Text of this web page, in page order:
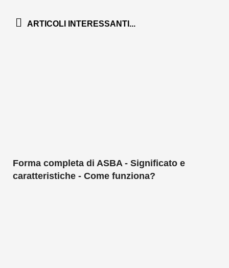
ARTICOLI INTERESSANTI...
Forma completa di ASBA - Significato e
caratteristiche - Come funziona?